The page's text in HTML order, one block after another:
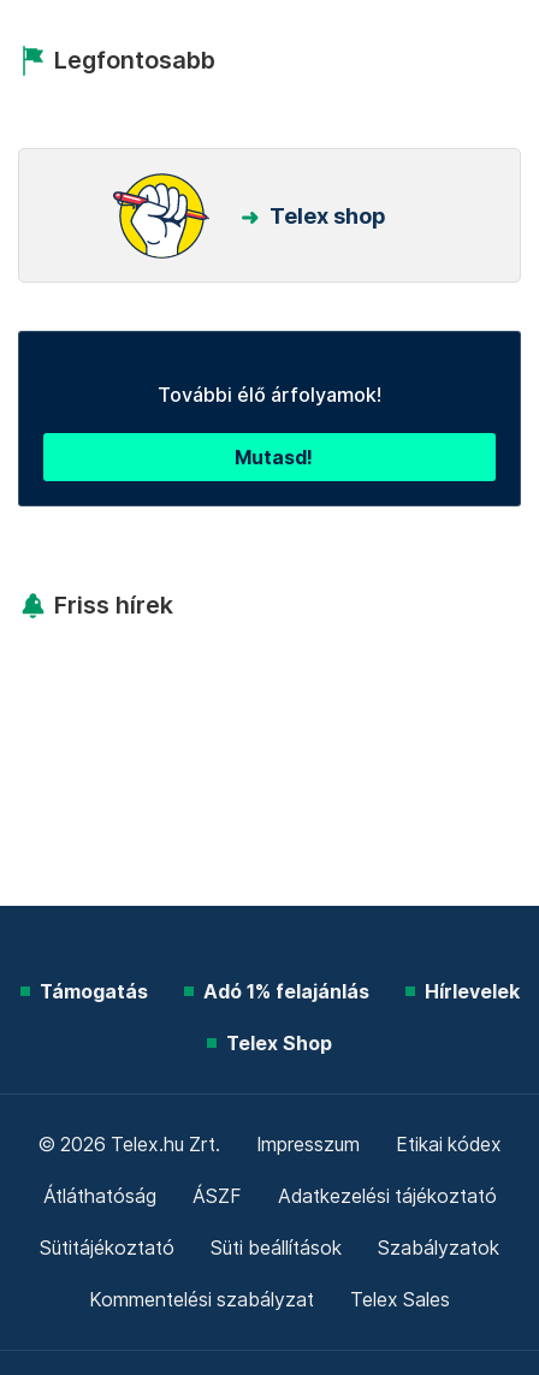
Legfontosabb
Telex shop
További élő árfolyamok!
Mutasd!
Friss hírek
Támogatás Adó 1% felajánlás Hírlevelek
Telex Shop
© 2026 Telex.hu Zrt. Impresszum Etikai kódex
Átláthatóság ÁSZF Adatkezelési tájékoztató
Sütitájékoztató Süti beállítások Szabályzatok
Kommentelési szabályzat Telex Sales